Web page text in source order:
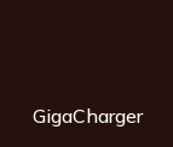
GigaCharger